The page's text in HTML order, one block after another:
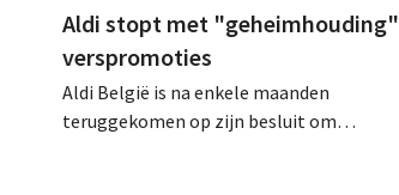
Aldi stopt met "geheimhouding"
verspromoties
Aldi België is na enkele maanden
teruggekomen op zijn besluit om